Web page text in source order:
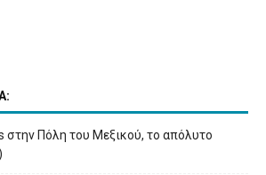
στην Πόλη του Μεξικού, το απόλυτο